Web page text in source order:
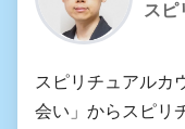
スピ
スピリチュアルカ
会い」からスピリ